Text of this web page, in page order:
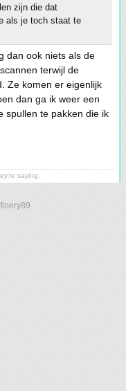
zijn die dat
als je toch staat te
dan ook niets als de
terwijl de
Ze komen er eigenlijk
dan ga ik weer een
spullen te pakken die ik
saying.